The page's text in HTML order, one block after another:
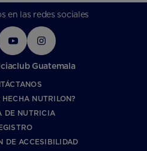
en las redes sociales
Guatemala
NUTRILON?
DE NUTRICIA
DE ACCESIBILIDAD